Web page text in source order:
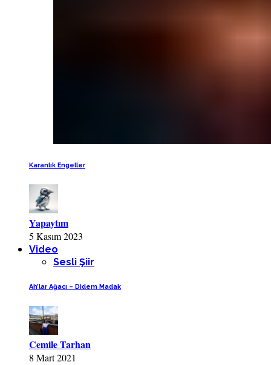
Karanlık Engeller
Yapaytım
5 Kasım 2023
Video
Sesli Şiir
Ah’lar Ağacı – Didem Madak
Cemile Tarhan
8 Mart 2021